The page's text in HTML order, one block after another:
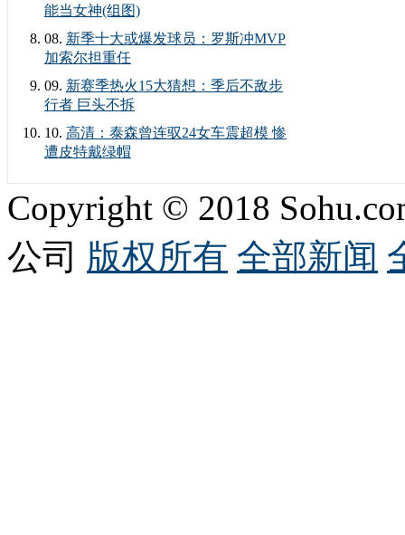
能当女神(组图)
08. 新季十大或爆发球员：罗斯冲MVP
加索尔担重任
09. 新赛季热火15大猜想：季后不敌步
行者 巨头不拆
10. 高清：泰森曾连驭24女车震超模 惨
遭皮特戴绿帽
Copyright © 2018
公司 版权所有 全部新闻